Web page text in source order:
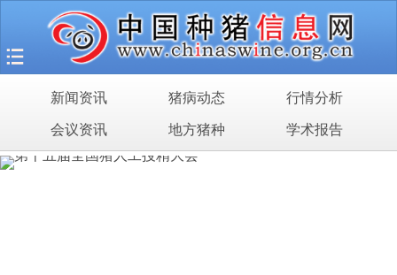
新闻资讯 猪病动态 行情分析
会议资讯 地方猪种 学术报告
首页
猪场之旅
新闻资讯
猪病动态